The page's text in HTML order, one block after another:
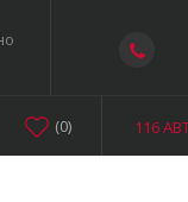
116
(0)